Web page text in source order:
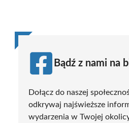
Bądź z nami na
Dołącz do naszej
odkrywaj najświeższe
wydarzenia w Twojej